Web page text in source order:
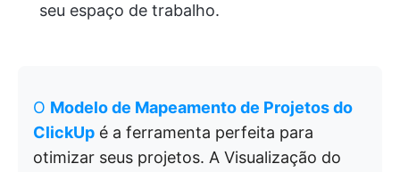
seu espaço de trabalho.
O Modelo de Mapeamento de Projetos do
ClickUp é a ferramenta perfeita para
otimizar seus projetos. A Visualização do